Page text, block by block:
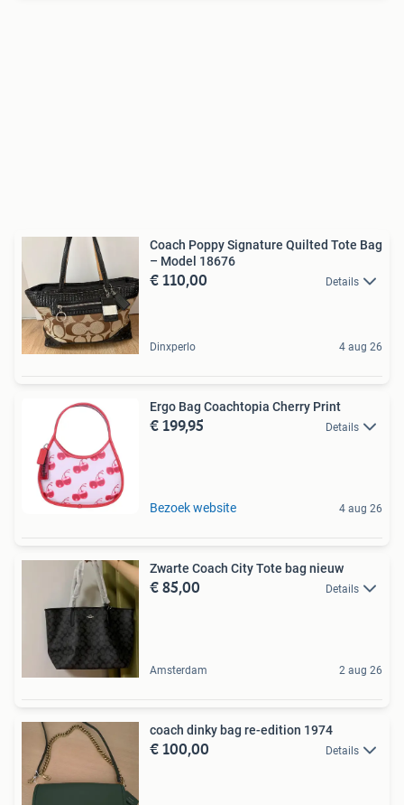
Coach Poppy Signature Quilted Tote Bag
– Model 18676
€ 110,00 Details
Dinxperlo 4 aug 26
Ergo Bag Coachtopia Cherry Print
€ 199,95 Details
Bezoek website 4 aug 26
Zwarte Coach City Tote bag nieuw
€ 85,00 Details
Amsterdam 2 aug 26
coach dinky bag re-edition 1974
€ 100,00 Details